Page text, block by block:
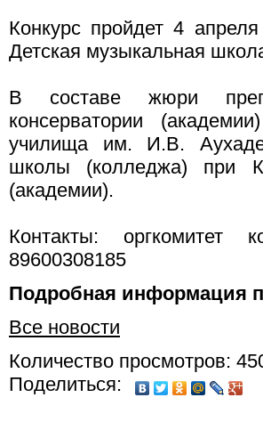
Конкурс пройдет 4
Детская музыкальная
В составе жюри
консерватории
училища им. И.В.
школы (колледжа) при
(академии).
Контакты: оргкомитет
89600308185
Подробная информация
Все новости
Количество просмотров:
Поделиться: